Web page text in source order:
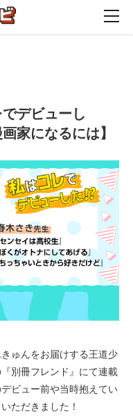
でデビューし
家になるには】
ゅんをお届けする王道少
別冊フレンド』にて連載
ビュー前や当時抱えてい
ただきました！